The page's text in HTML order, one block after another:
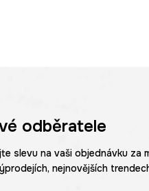
odběratele
slevu na vaši objednávku za
nejnovějších